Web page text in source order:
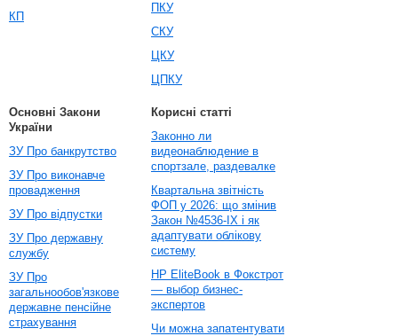
КП
ПКУ
СКУ
ЦКУ
ЦПКУ
Основні Закони
України
ЗУ Про банкрутство
ЗУ Про виконавче
провадження
ЗУ Про відпустки
ЗУ Про державну
службу
ЗУ Про
загальнообов'язкове
державне пенсійне
страхування
Корисні статті
Законно ли
видеонаблюдение в
спортзале, раздевалке
Квартальна звітність
ФОП у 2026: що змінив
Закон №4536-IX і як
адаптувати облікову
систему
HP EliteBook в Фокстрот
— выбор бизнес-
экспертов
Чи можна запатентувати